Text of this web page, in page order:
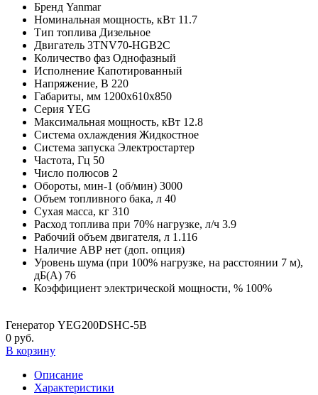
Бренд Yanmar
Номинальная мощность, кВт 11.7
Тип топлива Дизельное
Двигатель 3TNV70-HGB2C
Количество фаз Однофазный
Исполнение Капотированный
Напряжение, В 220
Габариты, мм 1200х610х850
Серия YEG
Максимальная мощность, кВт 12.8
Система охлаждения Жидкостное
Система запуска Электростартер
Частота, Гц 50
Число полюсов 2
Обороты, мин-1 (об/мин) 3000
Объем топливного бака, л 40
Сухая масса, кг 310
Расход топлива при 70% нагрузке, л/ч 3.9
Рабочий объем двигателя, л 1.116
Наличие АВР нет (доп. опция)
Уровень шума (при 100% нагрузке, на расстоянии 7 м),
дБ(А) 76
Коэффициент электрической мощности, % 100%
Генератор YEG200DSHC-5B
0 руб.
В корзину
Описание
Характеристики